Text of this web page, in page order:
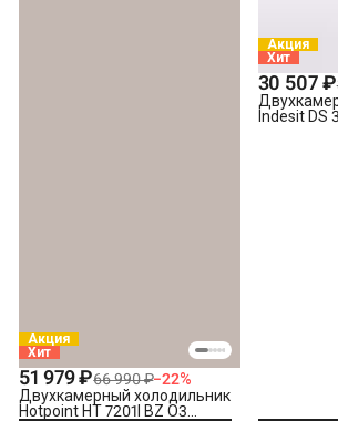
Акция
Хит
51 979 ₽66 990 ₽−22%
Двухкамерный холодильник
Hotpoint HT 7201I BZ O3
Акция
Хит
30 507 ₽
Indesit DS